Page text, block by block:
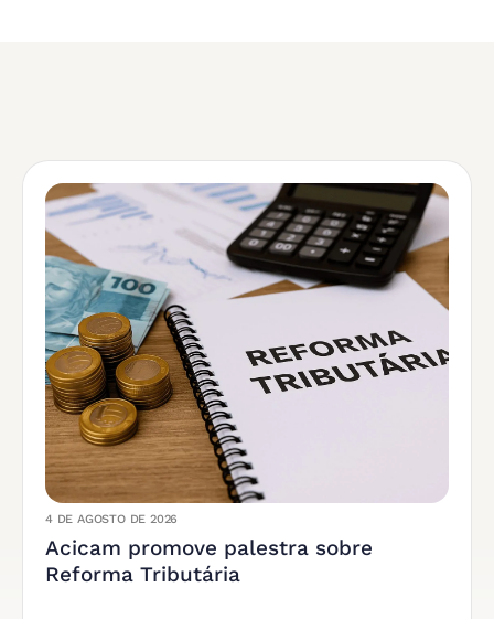
4 DE AGOSTO DE 2026
Acicam promove palestra sobre
Reforma Tributária